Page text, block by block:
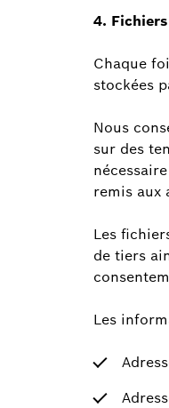
4.
Chaque
stockées
Nous
sur des
remis aux
Les
de tiers
Les